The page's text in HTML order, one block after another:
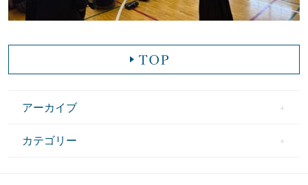
アーカイブ
カテゴリー